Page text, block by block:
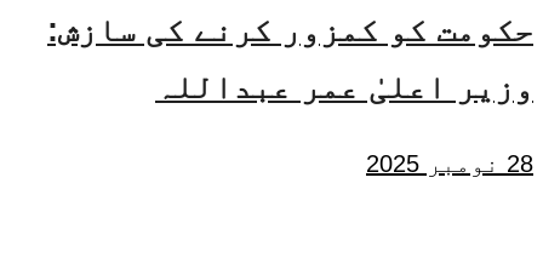
حکومت کو کمزور کرنے کی سازش:
وزیر اعلیٰ عمر عبداللہ
28 نومبر 2025